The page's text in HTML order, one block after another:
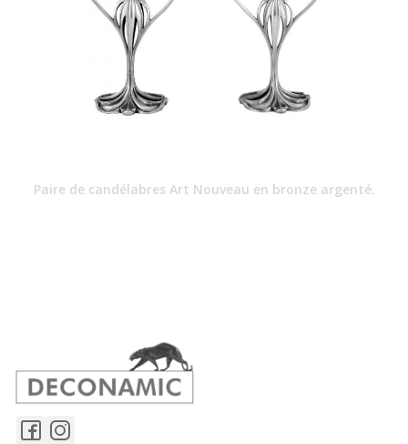
Paire de candélabres Art Nouveau en bronze argenté.